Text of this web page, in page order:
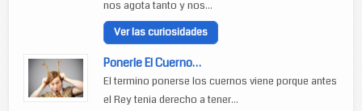
nos agota tanto y nos...
Ver las curiosidades
Ponerle El Cuerno…
El termino ponerse los cuernos viene porque antes
el Rey tenia derecho a tener...